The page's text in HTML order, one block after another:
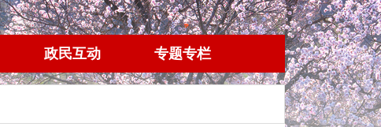
政民互动 专题专栏